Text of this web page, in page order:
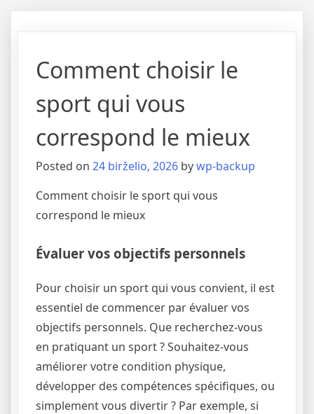
Comment choisir le
sport qui vous
correspond le mieux
Posted on 24 birželio, 2026 bywp-backup
Comment choisir le sport qui vous
correspond le mieux
Évaluer vos objectifs personnels
Pour choisir un sport qui vous convient, il est
essentiel de commencer par évaluer vos
objectifs personnels. Que recherchez-vous
en pratiquant un sport ? Souhaitez-vous
améliorer votre condition physique,
développer des compétences spécifiques, ou
simplement vous divertir ? Par exemple, si